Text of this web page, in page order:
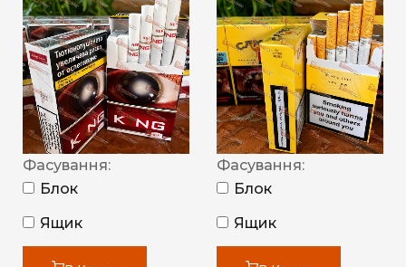
Фасування:
Блок
Ящик
Фасування:
Блок
Ящик